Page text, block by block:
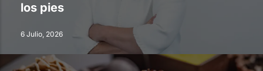
los pies
6 Julio, 2026